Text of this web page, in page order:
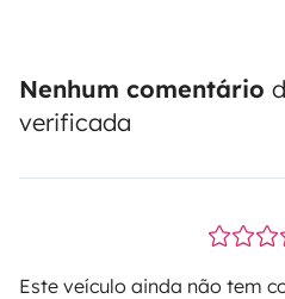
Nenhum comentário
verificada
Este veículo ainda não tem